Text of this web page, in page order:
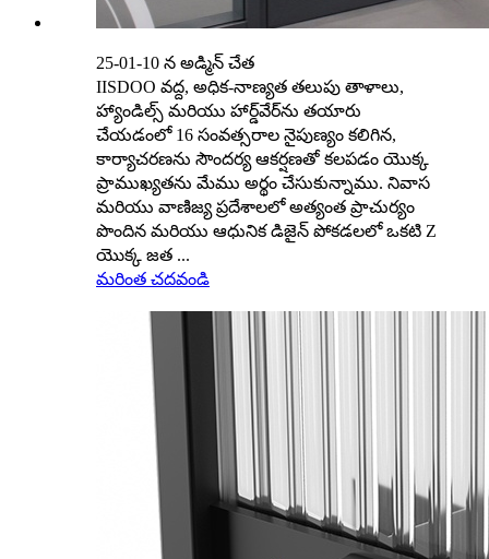
25-01-10 న అడ్మిన్ చేత
IISDOO వద్ద, అధిక-నాణ్యత తలుపు తాళాలు,
హ్యాండిల్స్ మరియు హార్డ్‌వేర్‌ను తయారు
చేయడంలో 16 సంవత్సరాల నైపుణ్యం కలిగిన,
కార్యాచరణను సౌందర్య ఆకర్షణతో కలపడం యొక్క
ప్రాముఖ్యతను మేము అర్థం చేసుకున్నాము. నివాస
మరియు వాణిజ్య ప్రదేశాలలో అత్యంత ప్రాచుర్యం
పొందిన మరియు ఆధునిక డిజైన్ పోకడలలో ఒకటి Z
యొక్క జత ...
మరింత చదవండి